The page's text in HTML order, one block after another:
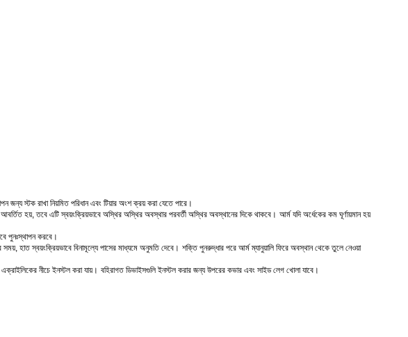
জন্য স্টক রাখা নিয়মিত পরিধান এবং টিয়ার অংশ ক্রয় করা যেতে পারে।
আবর্তিত হয়, তবে এটি স্বয়ংক্রিয়ভাবে অস্থির অস্থির অবস্থার পরবর্তী অস্থির অবস্থানের দিকে থাকবে। আর্ম যদি অর্ধেকের কম ঘূর্ণায়মান হয়
পুনঃস্থাপন করবে।
সময়, হাত স্বয়ংক্রিয়ভাবে বিনামূল্যে পাসের মাধ্যমে অনুমতি দেবে। শক্তি পুনরুদ্ধার পরে আর্ম ম্যানুয়ালি ফিরে অবস্থান থেকে তুলে নেওয়া
নীচে ইনস্টল করা যায়। বহিরাগত ডিভাইসগুলি ইনস্টল করার জন্য উপরের কভার এবং সাইড লেগ খোলা যাবে।